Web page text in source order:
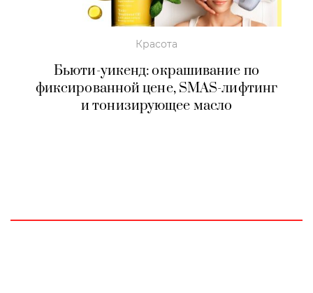
Красота
Бьюти-уикенд: окрашивание по
фиксированной цене, SMAS-лифтинг
и тонизирующее масло